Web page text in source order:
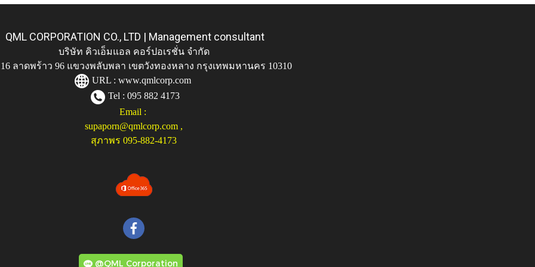
QML CORPORATION CO., LTD | Management consultant
บริษัท คิวเอ็มแอล คอร์ปอเรชั่น จำกัด
ลาดพร้าว 96 แขวงพลับพลา เขตวังทองหลาง กรุงเทพมหานคร 10310
URL : www.qmlcorp.com
Tel : 095 882 4173
Email :
supaporn@qmlcorp.com ,
สุภาพร 095-882-4173
@QML Corporation